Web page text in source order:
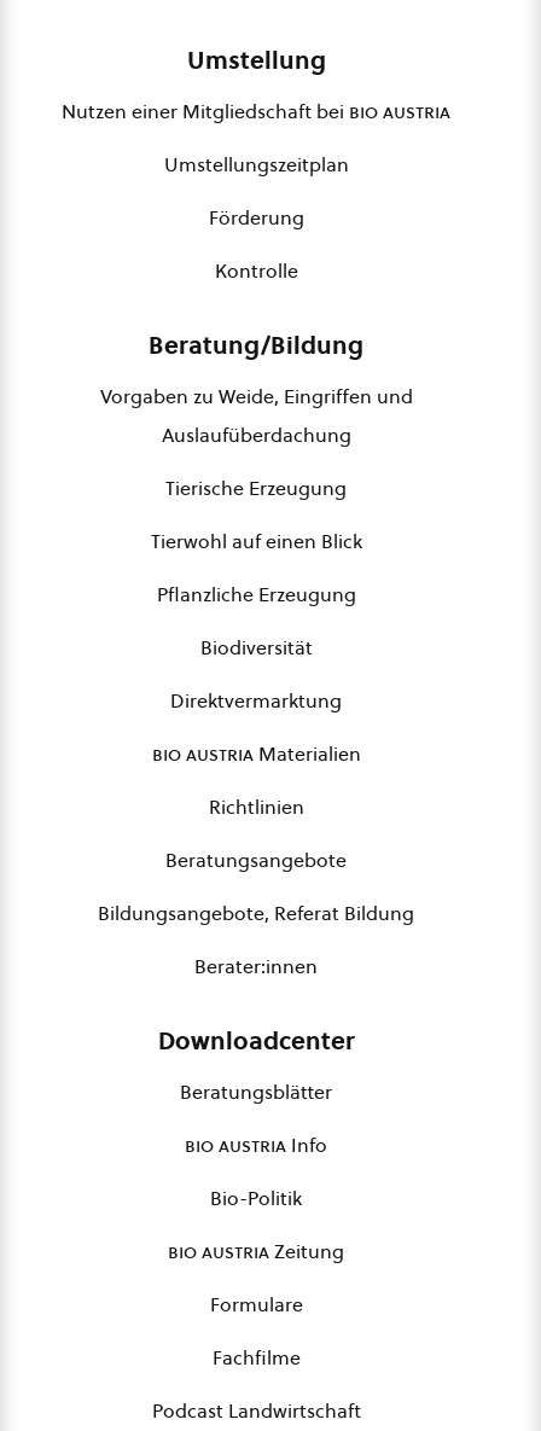
Umstellung
Nutzen einer Mitgliedschaft bei bio austria
Umstellungszeitplan
Förderung
Kontrolle
Beratung/Bildung
Vorgaben zu Weide, Eingriffen und
Auslaufüberdachung
Tierische Erzeugung
Tierwohl auf einen Blick
Pflanzliche Erzeugung
Biodiversität
Direktvermarktung
bio austriaMaterialien
Richtlinien
Beratungsangebote
Bildungsangebote, Referat Bildung
Berater:innen
Downloadcenter
Beratungsblätter
bio austria Info
Bio-Politik
bio austriaZeitung
Formulare
Fachfilme
Podcast Landwirtschaft